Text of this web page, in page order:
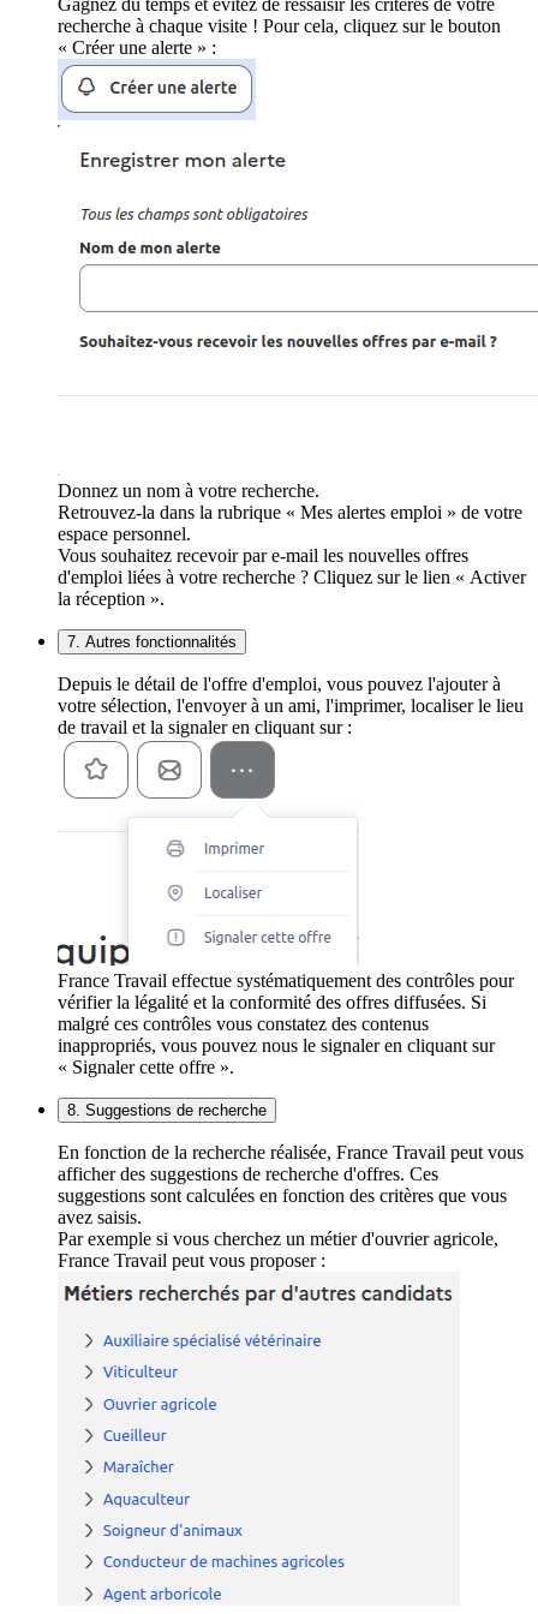
Gagnez du temps et évitez de ressaisir les critères de votre
recherche à chaque visite ! Pour cela, cliquez sur le bouton
« Créer une alerte » :
Donnez un nom à votre recherche.
Retrouvez-la dans la rubrique « Mes alertes emploi » de votre
espace personnel.
Vous souhaitez recevoir par e-mail les nouvelles offres
d'emploi liées à votre recherche ? Cliquez sur le lien « Activer
la réception ».
7. Autres fonctionnalités
Depuis le détail de l'offre d'emploi, vous pouvez l'ajouter à
votre sélection, l'envoyer à un ami, l'imprimer, localiser le lieu
de travail et la signaler en cliquant sur :
France Travail effectue systématiquement des contrôles pour
vérifier la légalité et la conformité des offres diffusées. Si
malgré ces contrôles vous constatez des contenus
inappropriés, vous pouvez nous le signaler en cliquant sur
« Signaler cette offre ».
8. Suggestions de recherche
En fonction de la recherche réalisée, France Travail peut vous
afficher des suggestions de recherche d'offres. Ces
suggestions sont calculées en fonction des critères que vous
avez saisis.
Par exemple si vous cherchez un métier d'ouvrier agricole,
France Travail peut vous proposer :